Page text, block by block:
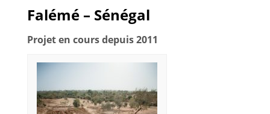
Falémé – Sénégal
Projet en cours depuis 2011